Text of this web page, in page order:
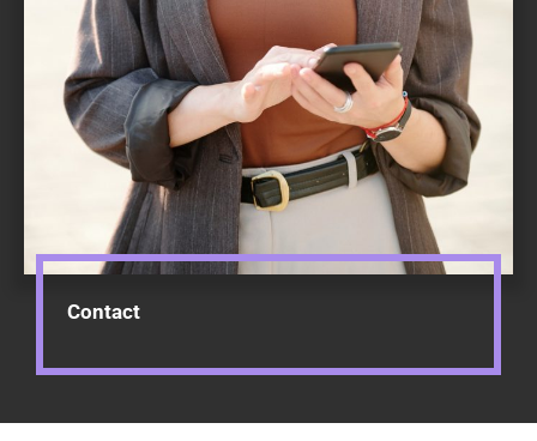
Contact